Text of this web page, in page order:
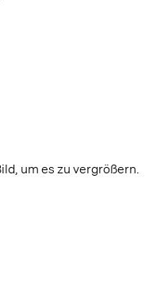
um es zu vergrößern.
möglich zu gestalten. Ausserdem
beispielsweise personalisierte